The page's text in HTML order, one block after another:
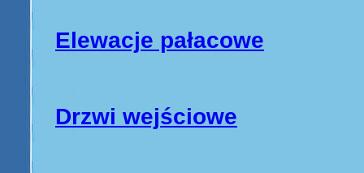
Elewacje pałacowe
Drzwi wejściowe